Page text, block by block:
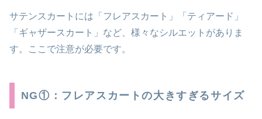
サテンスカートには「フレアスカート」「ティアード」
「ギャザースカート」など、様々なシルエットがありま
す。ここで注意が必要です。
NG①：フレアスカートの大きすぎるサイズ